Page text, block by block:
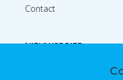
Contact
NIEUWSBRIEF